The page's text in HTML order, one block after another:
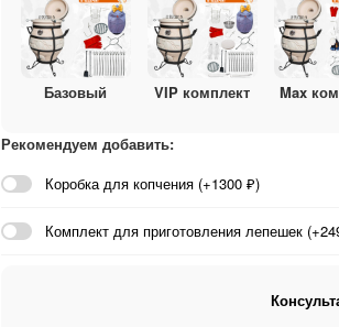
Базовый VIP комплект Max
Рекомендуем добавить:
Коробка для копчения (+1300 ₽)
Комплект для приготовления лепешек